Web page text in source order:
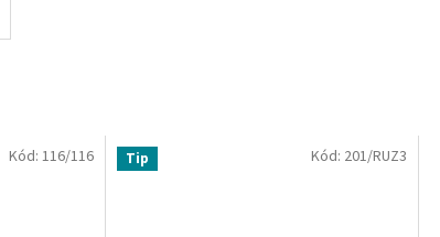
Kód: 116/116 Tip Kód: 201/RUZ3